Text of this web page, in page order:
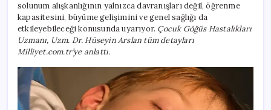
solunum alışkanlığının yalnızca davranışları değil, öğrenme
kapasitesini, büyüme gelişimini ve genel sağlığı da
etkileyebileceği konusunda uyarıyor. Çocuk Göğüs Hastalıkları
Uzmanı, Uzm. Dr. Hüseyin Arslan tüm detayları
Milliyet.com.tr’ye anlattı.